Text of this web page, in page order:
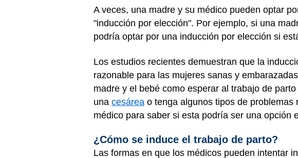
A veces, una madre y su médico pueden optar
"inducción por elección". Por ejemplo, si una
podría optar por una inducción por elección si
Los estudios recientes demuestran que la
razonable para las mujeres sanas y
madre y el bebé como esperar al trabajo de
una cesárea o tenga algunos tipos de
médico para saber si esta podría ser una opción
¿Cómo se induce el trabajo de parto?
Las formas en que los médicos pueden intentar